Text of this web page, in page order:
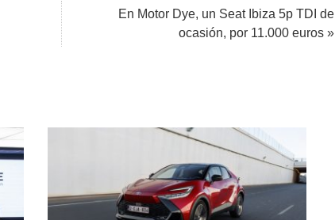
En Motor Dye, un Seat Ibiza 5p TDI de
ocasión, por 11.000 euros »